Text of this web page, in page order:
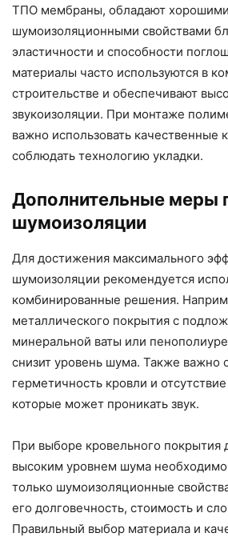
ТПО мембраны, обладают хорошими
шумоизоляционными свойствами
эластичности и способности
материалы часто используются в
строительстве и обеспечивают
звукоизоляции. При монтаже
важно использовать качественные
соблюдать технологию укладки.
Дополнительные меры
шумоизоляции
Для достижения максимального
шумоизоляции рекомендуется
комбинированные решения.
металлического покрытия с
минеральной ваты или
снизит уровень шума. Также важно
герметичность кровли и
которые может проникать звук.
При выборе кровельного покрытия
высоким уровнем шума необходимо
только шумоизоляционные
его долговечность, стоимость и
Правильный выбор материала и